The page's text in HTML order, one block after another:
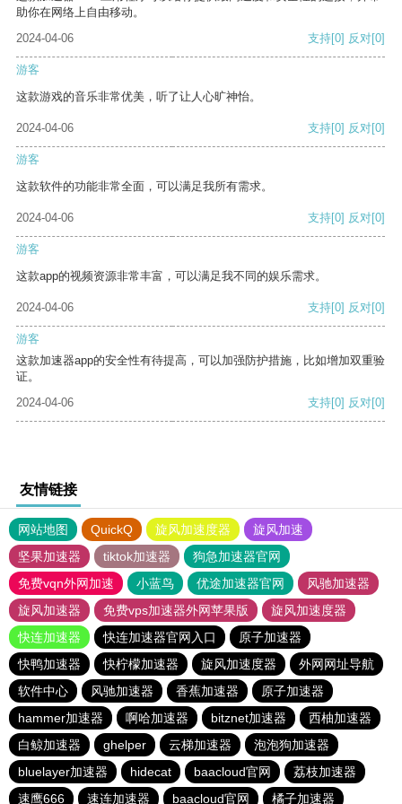
助你在网络上自由移动。
2024-04-06
支持[0] 反对[0]
游客
这款游戏的音乐非常优美，听了让人心旷神怡。
2024-04-06 支持[0] 反对[0]
游客
这款软件的功能非常全面，可以满足我所有需求。
2024-04-06 支持[0] 反对[0]
游客
这款app的视频资源非常丰富，可以满足我不同的娱乐需求。
2024-04-06 支持[0] 反对[0]
游客
这款加速器app的安全性有待提高，可以加强防护措施，比如增加双重验
证。
2024-04-06
支持[0] 反对[0]
友情链接
网站地图 QuickQ 旋风加速度器
旋风加速
坚果加速器
tiktok加速器
狗急加速器官网
免费vqn外网加速
小蓝鸟 优途加速器官网
风驰加速器
旋风加速器
免费vps加速器外网苹果版
旋风加速度器
快连加速器
快连加速器官网入口
原子加速器
快鸭加速器
快柠檬加速器 旋风加速度器
外网网址导航
软件中心
风驰加速器 香蕉加速器
原子加速器
hammer加速器
啊哈加速器 bitznet加速器
西柚加速器
白鲸加速器
ghelper 云梯加速器
泡泡狗加速器
bluelayer加速器
hidecat baacloud官网
荔枝加速器
速鹰666
速连加速器 baacloud官网 橘子加速器